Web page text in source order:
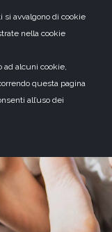
avvalgono di cookie
nella cookie
ad alcuni cookie,
questa pagina
all’uso dei